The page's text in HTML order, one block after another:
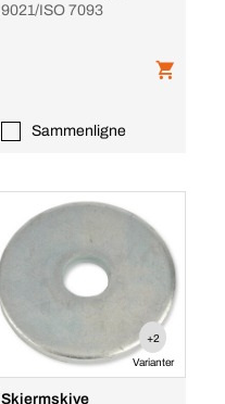
9021/ISO 7093
Sammenligne
+2
Varianter
Skjermskive